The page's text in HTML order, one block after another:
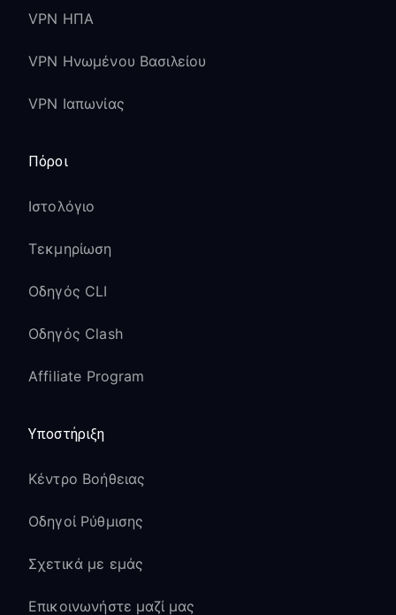
VPN ΗΠΑ
VPN Ηνωμένου Βασιλείου
VPN Ιαπωνίας
Πόροι
Ιστολόγιο
Τεκμηρίωση
Οδηγός CLI
Οδηγός Clash
Affiliate Program
Υποστήριξη
Κέντρο Βοήθειας
Οδηγοί Ρύθμισης
Σχετικά με εμάς
Επικοινωνήστε μαζί μας